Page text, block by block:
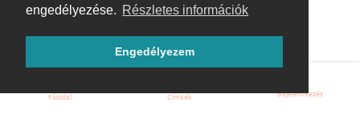
engedélyezése. Részletes információk
Engedélyezem
Főoldal Címkék Bejelentkezés